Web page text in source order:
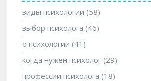
виды психологии (58)
выбор психолога (46)
о психологии (41)
когда нужен психолог (29)
профессии психолога (18)